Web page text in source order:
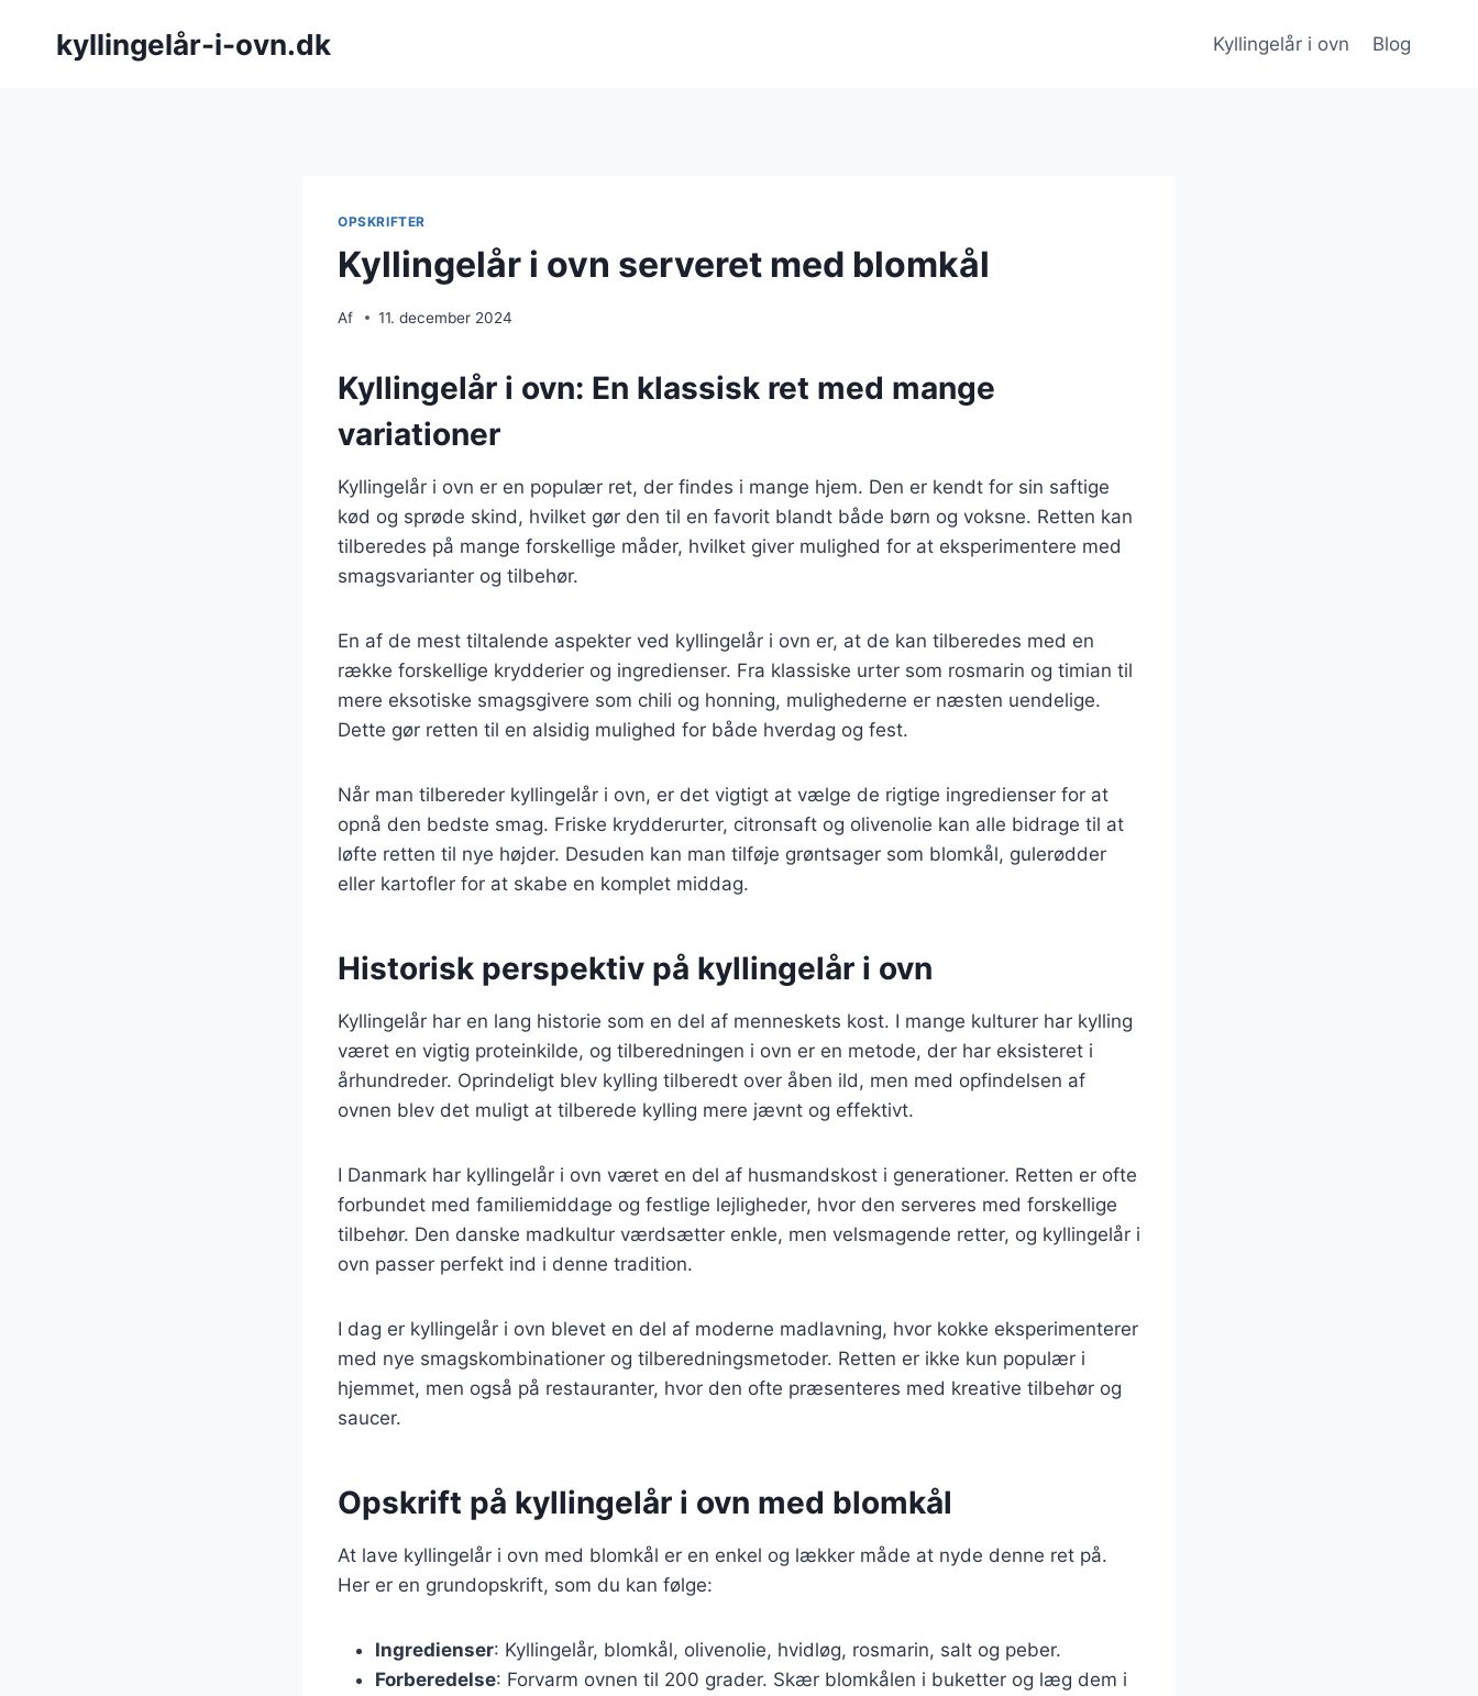
kyllingelår-i-ovn.dk Kyllingelår i ovn Blog
OPSKRIFTER
Kyllingelår i ovn serveret med blomkål
Af 11. december 2024
Kyllingelår i ovn: En klassisk ret med mange
variationer
Kyllingelår i ovn er en populær ret, der findes i mange hjem. Den er kendt for sin saftige
kød og sprøde skind, hvilket gør den til en favorit blandt både børn og voksne. Retten kan
tilberedes på mange forskellige måder, hvilket giver mulighed for at eksperimentere med
smagsvarianter og tilbehør.
En af de mest tiltalende aspekter ved kyllingelår i ovn er, at de kan tilberedes med en
række forskellige krydderier og ingredienser. Fra klassiske urter som rosmarin og timian til
mere eksotiske smagsgivere som chili og honning, mulighederne er næsten uendelige.
Dette gør retten til en alsidig mulighed for både hverdag og fest.
Når man tilbereder kyllingelår i ovn, er det vigtigt at vælge de rigtige ingredienser for at
opnå den bedste smag. Friske krydderurter, citronsaft og olivenolie kan alle bidrage til at
løfte retten til nye højder. Desuden kan man tilføje grøntsager som blomkål, gulerødder
eller kartofler for at skabe en komplet middag.
Historisk perspektiv på kyllingelår i ovn
Kyllingelår har en lang historie som en del af menneskets kost. I mange kulturer har kylling
været en vigtig proteinkilde, og tilberedningen i ovn er en metode, der har eksisteret i
århundreder. Oprindeligt blev kylling tilberedt over åben ild, men med opfindelsen af
ovnen blev det muligt at tilberede kylling mere jævnt og effektivt.
I Danmark har kyllingelår i ovn været en del af husmandskost i generationer. Retten er ofte
forbundet med familiemiddage og festlige lejligheder, hvor den serveres med forskellige
tilbehør. Den danske madkultur værdsætter enkle, men velsmagende retter, og kyllingelår i
ovn passer perfekt ind i denne tradition.
I dag er kyllingelår i ovn blevet en del af moderne madlavning, hvor kokke eksperimenterer
med nye smagskombinationer og tilberedningsmetoder. Retten er ikke kun populær i
hjemmet, men også på restauranter, hvor den ofte præsenteres med kreative tilbehør og
saucer.
Opskrift på kyllingelår i ovn med blomkål
At lave kyllingelår i ovn med blomkål er en enkel og lækker måde at nyde denne ret på.
Her er en grundopskrift, som du kan følge:
Ingredienser: Kyllingelår, blomkål, olivenolie, hvidløg, rosmarin, salt og peber.
Forberedelse: Forvarm ovnen til 200 grader. Skær blomkålen i buketter og læg dem i